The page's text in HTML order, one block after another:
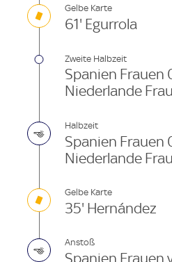
Gelbe Karte
61' Egurrola
Zweite Halbzeit
Spanien Frauen
Niederlande
Halbzeit
Spanien Frauen
Niederlande
Gelbe Karte
35' Hernández
Anstoß
Spanien Frauen